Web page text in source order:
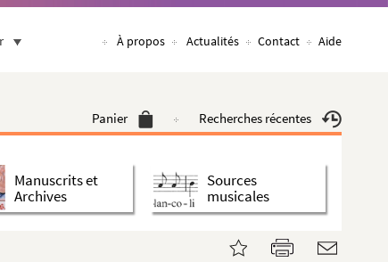
À propos Actualités Contact Aide
Panier Recherches récentes
Manuscrits et
Archives
Sources
musicales